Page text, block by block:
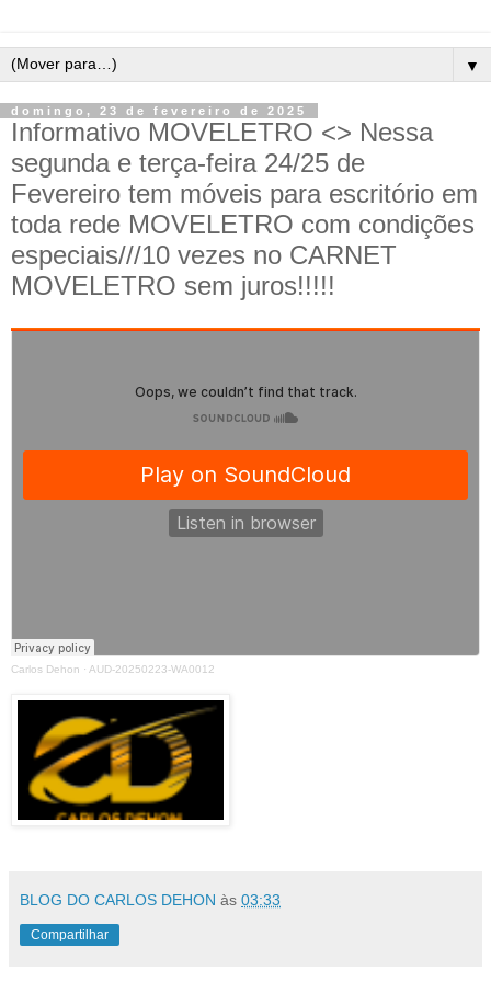
▼
domingo, 23 de fevereiro de 2025
Informativo MOVELETRO <> Nessa
segunda e terça-feira 24/25 de
Fevereiro tem móveis para escritório em
toda rede MOVELETRO com condições
especiais///10 vezes no CARNET
MOVELETRO sem juros!!!!!
Carlos Dehon · AUD-20250223-WA0012
BLOG DO CARLOS DEHON às 03:33
Compartilhar